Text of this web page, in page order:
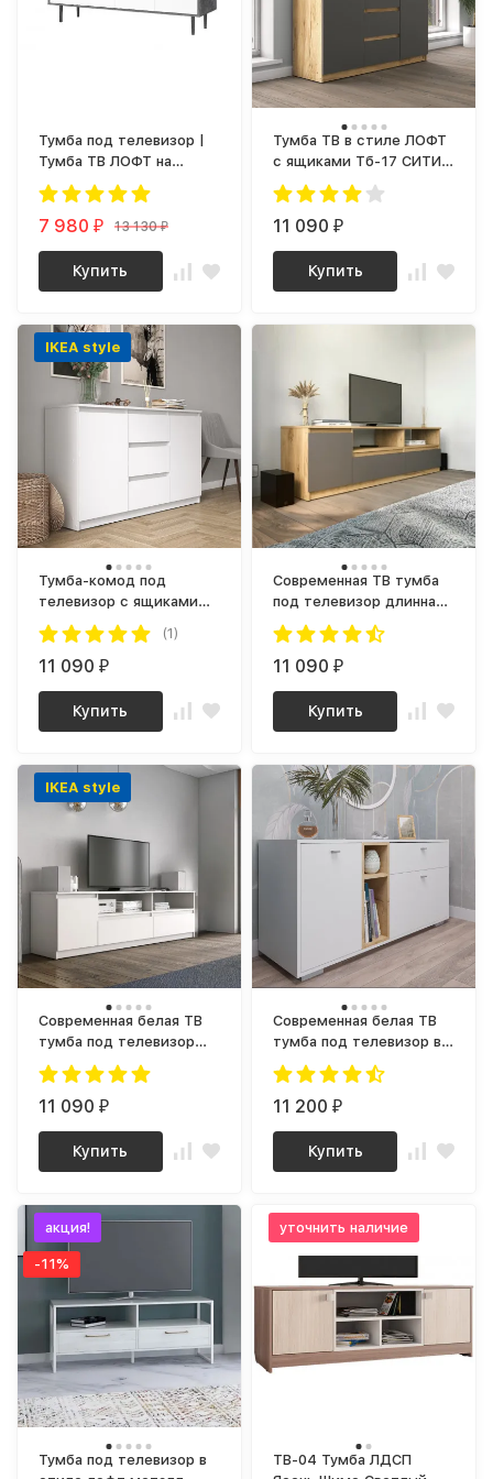
Тумба под телевизор |
Тумба ТВ ЛОФТ на
ножках next-3 (камень
темный / белый)
7 980₽ 13 130₽
Купить
Тумба ТВ в стиле ЛОФТ
с ящиками Тб-17 СИТИ
ЛДСП Графит / дуб
Крафт золотой
11 090₽
Купить
IKEA style
Тумба-комод под
телевизор с ящиками
как ИКЕА Тб-17 СИТИ
ЛДСП белый
(1)
11 090₽
Купить
Современная ТВ тумба
под телевизор длинная
ТВ-18 СИТИ ЛДСП
серый Графит / дуб
Крафт золотой
11 090₽
Купить
IKEA style
Современная белая ТВ
тумба под телевизор
длинная ТВ-18 СИТИ
ЛДСП
11 090₽
Купить
Современная белая ТВ
тумба под телевизор в
гостиную К101 (МП) МС
ланс
11 200₽
Купить
акция!
-11%
Тумба под телевизор в
уточнить наличие
ТВ-04 Тумба ЛДСП